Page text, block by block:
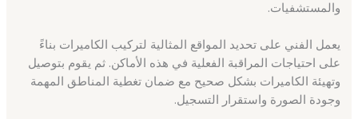
والمستشفيات.
يعمل الفني على تحديد المواقع المثالية لتركيب الكاميرات بناءً
على احتياجات المراقبة الفعلية في هذه الأماكن. ثم يقوم بتوصيل
وتهيئة الكاميرات بشكل صحيح مع ضمان تغطية المناطق المهمة
وجودة الصورة واستقرار التسجيل.